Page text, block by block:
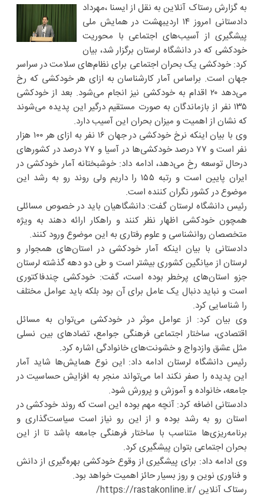
به گزارش رستاک آنلاین به نقل از ایسنا ،مهرداد
دادستانی امروز ۱۴ اردیبهشت در همایش ملی
پیشگیری از آسیب‌های اجتماعی با محوریت
خودکشی که در دانشگاه لرستان برگزار شد، بیان
کرد: خودکشی یک بحران اجتماعی برای نظام‌های سلامت در سراسر
جهان است. براساس آمار کارشناسان به ازای هر خودکشی که رخ
می‌دهد ۲۰ اقدام به خودکشی نیز انجام می‌شود. بعد از خودکشی
۱۳۵ نفر از بازماندگان به صورت مستقیم درگیر این پدیده می‌شوند
که نشان از اهمیت و میزان بحران این آسیب دارد.
وی با بیان اینکه نرخ خودکشی در جهان ۱۶ نفر به ازای هر ۱۰۰ هزار
نفر است و ۷۷ درصد خودکشی‌ها در آسیا و ۷۷ درصد در کشورهای
درحال توسعه رخ می‌دهد، ادامه داد: خوشبختانه آمار خودکشی در
ایران پایین است و رتبه ۱۵۵ را داریم ولی روند رو به رشد این
موضوع در کشور نگران کننده است.
رئیس دانشگاه لرستان گفت: دانشگاهیان باید در خصوص مسائلی
همچون خودکشی اظهار نظر کنند و راهکار ارائه دهند به ویژه
متخصصان روانشناسی و علوم رفتاری به این موضوع ورود کنند.
دادستانی با بیان اینکه آمار خودکشی در استان‌های همجوار و
لرستان از میانگین کشوری بیشتر است و طی دو دهه گذشته لرستان
جزو استان‌های پرخطر بوده است، گفت: خودکشی چندفاکتوری
است و نباید دنبال یک عامل برای آن بود بلکه باید عوامل مختلف
را شناسایی کرد.
وی بیان کرد: از عوامل موثر در خودکشی می‌توان به مسائل
اقتصادی، ساختار اجتماعی فرهنگی جوامع، تضادهای بین نسلی
مثل عشق وازدواج و خشونت‌های خانوادگی اشاره کرد.
رئیس دانشگاه لرستان ادامه داد: این نوع همایش‌ها شاید آمار
این پدیده را صفر نکند اما می‌تواند منجر به افزایش حساسیت در
جامعه، خانواده و آموزش و پرورش شود.
دادستانی اضافه کرد: آنچه مهم بوده این است که روند خودکشی در
استان رو به رشد بوده و از این رو نیاز است سیاست‌گذاری و
برنامه‌ریزی‌ها متناسب با ساختار فرهنگی جامعه باشد تا از این
بحران اجتماعی بتوان پیشگیری کرد.
وی ادامه داد: برای پیشگیری از وقوع خودکشی بهره‌گیری از دانش
و فناوری نوین و روز بسیار حائز اهمیت خواهد بود.
رستاک آنلاین /https://rastakonline.ir/